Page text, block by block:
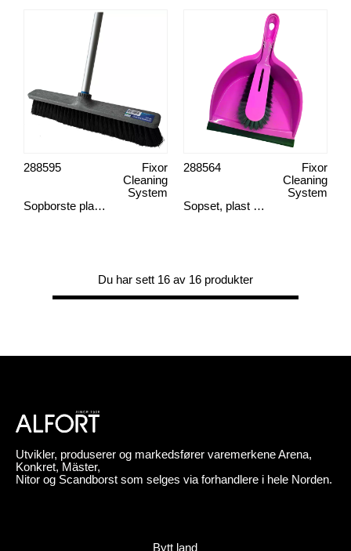
Sopborste plast tagelblandning 40 cm med skaft
Fixor
Cleaning
System
288595
Sopset, plast kort
Fixor
Cleaning
System
288564
Du har sett 16 av 16 produkter
Utvikler, produserer og markedsfører varemerkene Arena,
Konkret, Mäster,
Nitor og Scandborst som selges via forhandlere i hele Norden.
Bytt land